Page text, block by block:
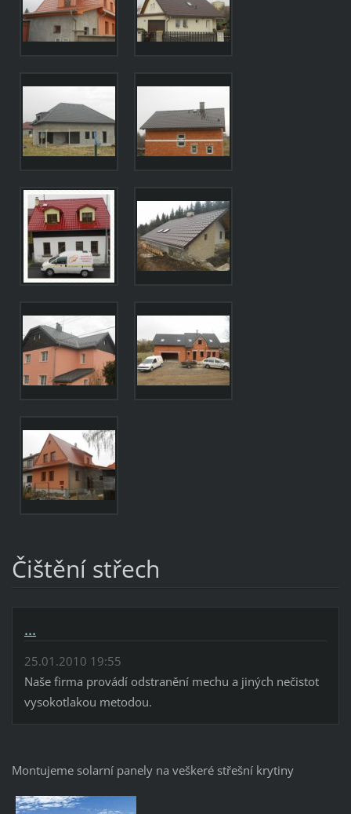
Čištění střech
...
25.01.2010 19:55
Naše firma provádí odstranění mechu a jiných nečistot
vysokotlakou metodou.
Montujeme solarní panely na veškeré střešní krytiny